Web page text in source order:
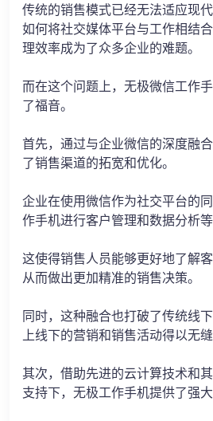
传统的销售模式已经无法适应现
如何将社交媒体平台与工作相结
理效率成为了众多企业的难题。
而在这个问题上，无极微信工作
了福音。
首先，通过与企业微信的深度融
了销售渠道的拓宽和优化。
企业在使用微信作为社交平台的
作手机进行客户管理和数据分析等
这使得销售人员能够更好地了解
从而做出更加精准的销售决策。
同时，这种融合也打破了传统线
上线下的营销和销售活动得以无缝
其次，借助先进的云计算技术和
支持下，无极工作手机提供了强大